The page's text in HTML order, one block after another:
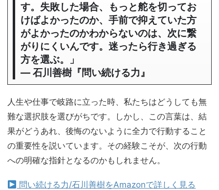
す。失敗した場合、もっと舵を切ってお
けばよかったのか、手前で抑えていた方
がよかったのかわからないのは、次に繋
がりにくいんです。迷ったら行き過ぎる
方を選ぶ。」
― 石川善樹『問い続ける力』
人生や仕事で岐路に立った時、私たちはどうしても無
難な選択肢を選びがちです。しかし、この言葉は、結
果がどうあれ、後悔のないように全力で行動すること
の重要性を説いています。その経験こそが、次の行動
への明確な指針となるのかもしれません。
問い続ける力/石川善樹をAmazonで詳しく見る